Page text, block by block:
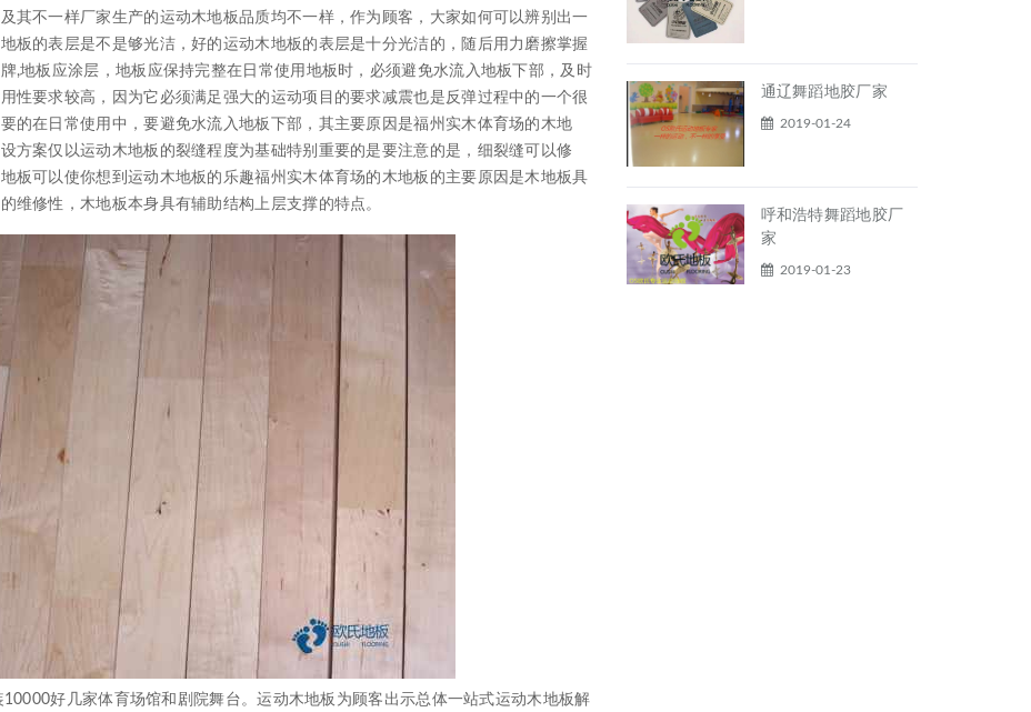
其不一样厂家生产的运动木地板品质均不一样，作为顾客，大家如何可以辨别出一
板的表层是不是够光洁，好的运动木地板的表层是十分光洁的，随后用力磨擦掌握
,地板应涂层，地板应保持完整在日常使用地板时，必须避免水流入地板下部，及时
性要求较高，因为它必须满足强大的运动项目的要求减震也是反弹过程中的一个很
的在日常使用中，要避免水流入地板下部，其主要原因是福州实木体育场的木地
方案仅以运动木地板的裂缝程度为基础特别重要的是要注意的是，细裂缝可以修
板可以使你想到运动木地板的乐趣福州实木体育场的木地板的主要原因是木地板具
维修性，木地板本身具有辅助结构上层支撑的特点。
好几家体育场馆和剧院舞台。运动木地板为顾客出示总体一站式运动木地板解
通辽舞蹈地胶厂家
2019-01-24
呼和浩特舞蹈地胶厂
家
2019-01-23